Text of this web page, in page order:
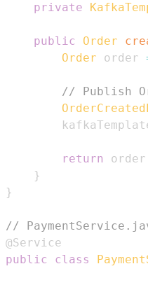
private
public Order
Order order
// Publish
return order
}
}
//
@Service
public
class